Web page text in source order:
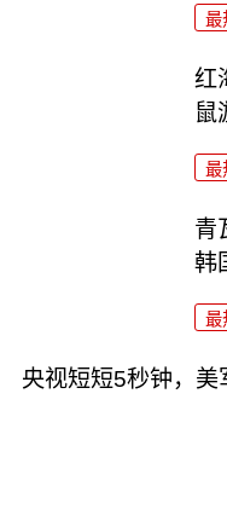
最
红
鼠
最
青
韩
最
央视短短5秒钟，